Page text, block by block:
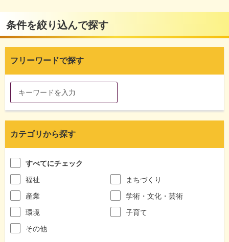
条件を絞り込んで探す
フリーワードで探す
カテゴリから探す
すべてにチェック
福祉
まちづくり
産業
学術・文化・芸術
環境
子育て
その他